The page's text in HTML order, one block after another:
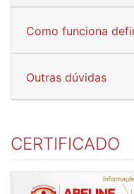
Como funciona
Outras dúvidas
CERTIFICADO